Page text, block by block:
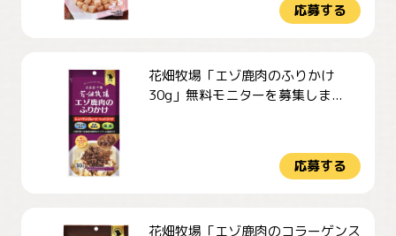
応募する
花畑牧場「エゾ鹿肉のふりかけ
30g」無料モニターを募集しま...
応募する
花畑牧場「エゾ鹿肉のコラーゲンス